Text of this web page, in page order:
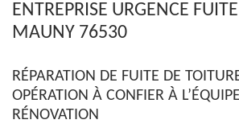
ENTREPRISE URGENCE
MAUNY 76530
RÉPARATION DE FUITE DE
OPÉRATION À CONFIER À
RÉNOVATION